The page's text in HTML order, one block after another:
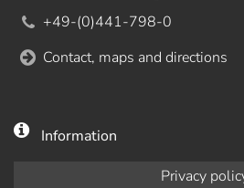
+49-(0)441-798-0
Contact, maps and directions
Information
Privacy